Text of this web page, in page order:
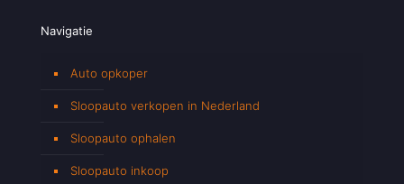
Navigatie
Auto opkoper
Sloopauto verkopen in Nederland
Sloopauto ophalen
Sloopauto inkoop